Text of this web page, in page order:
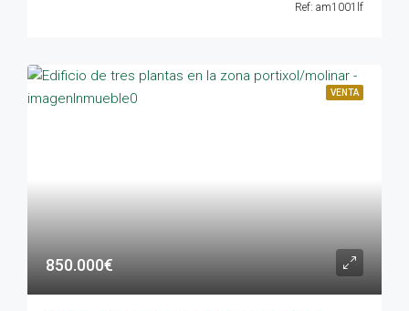
Ref: am1001lf
VENTA
850.000€